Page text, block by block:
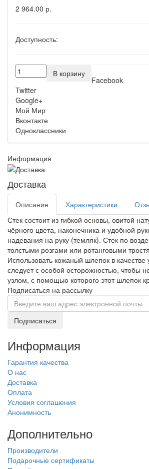
2 964.00 р.
Доступность:
В корзину
Facebook
Twitter
Google+
Мой Мир
Вконтакте
Одноклассники
Информация
Доставка
Описание Характеристики
Стек состоит из гибкой основы, овитой
чёрного цвета, наконечника и удобной
надевания на руку (темляк). Стек по
толстыми розгами или ротанговыми
Использовать кожаный шлепок в качестве
следует с особой осторожностью, чтобы
узлом, с помощью которого этот шлепок
Подписаться на рассылку
Подписаться
Информация
Гарантия качества
О нас
Доставка
Оплата
Условия соглашения
Анонимность
Дополнительно
Производители
Подарочные сертификаты